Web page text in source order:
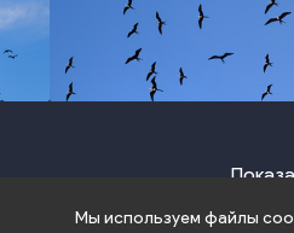
photo
Мы используем файлы